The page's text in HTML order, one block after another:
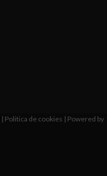
| Politica de cookies | Powered by